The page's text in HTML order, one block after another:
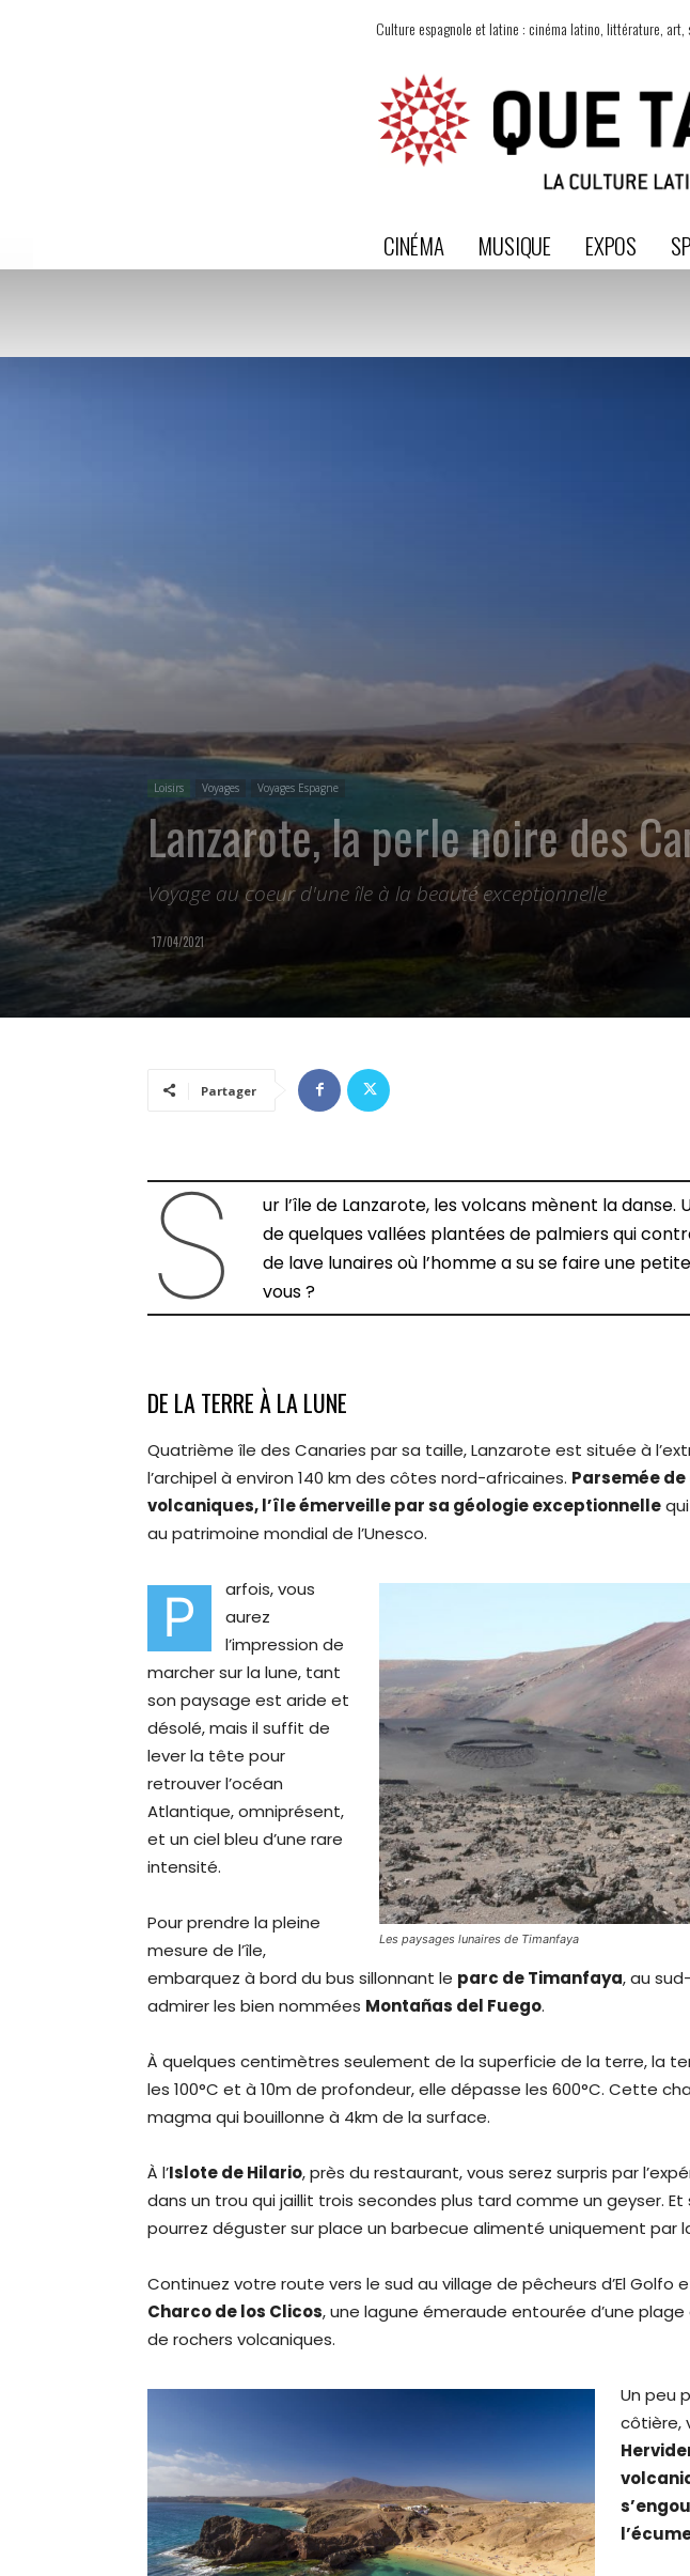
Culture espagnole et latine : cinéma latino, littérature, art,
CINÉMA MUSIQUE EXPOS
Loisirs Voyages Voyages Espagne
Lanzarote, la perle noire des
Voyage au coeur d'une île à la beauté exceptionnelle
17/04/2021
Partager
S
ur l’île de Lanzarote, les volcans mènent la
de quelques vallées plantées de palmiers qui
de lave lunaires où l’homme a su se faire une
vous ?
DE LA TERRE À LA LUNE
Quatrième île des Canaries par sa taille, Lanzarote est située à
l’archipel à environ 140 km des côtes nord-africaines. Parsemée
volcaniques, l’île émerveille par sa géologie exceptionnelle
au patrimoine mondial de l’Unesco.
Les paysages lunaires de Timanfaya
P
arfois, vous
aurez
l’impression de
marcher sur la lune, tant
son paysage est aride et
désolé, mais il suffit de
lever la tête pour
retrouver l’océan
Atlantique, omniprésent,
et un ciel bleu d’une rare
intensité.
Pour prendre la pleine
mesure de l’île,
embarquez à bord du bus sillonnant le parc de Timanfaya, au
admirer les bien nommées Montañas del Fuego.
À quelques centimètres seulement de la superficie de la terre, la
les 100°C et à 10m de profondeur, elle dépasse les 600°C. Cette
magma qui bouillonne à 4km de la surface.
À l’Islote de Hilario, près du restaurant, vous serez surpris par
dans un trou qui jaillit trois secondes plus tard comme un geyser. Et
pourrez déguster sur place un barbecue alimenté uniquement par
Continuez votre route vers le sud au village de pêcheurs d’El Golfo
Charco de los Clicos, une lagune émeraude entourée d’une plage
de rochers volcaniques.
Un peu
côtière,